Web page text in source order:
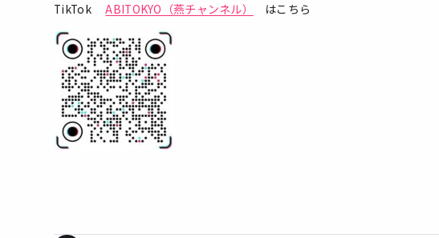
TikTokABITOKYO（燕チャンネル） はこちら